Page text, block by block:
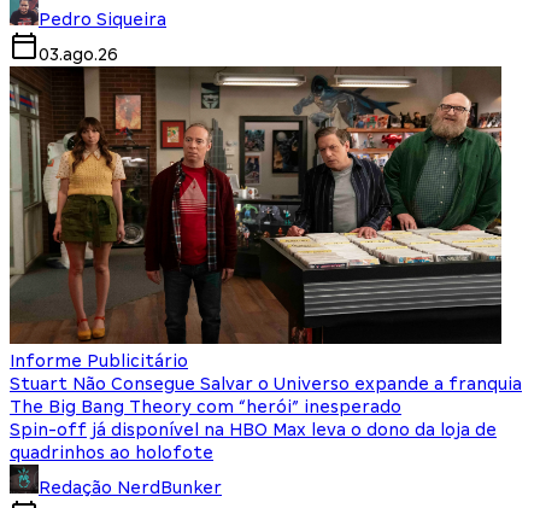
Pedro Siqueira
03.ago.26
Informe Publicitário
Stuart Não Consegue Salvar o Universo expande a franquia
The Big Bang Theory com “herói” inesperado
Spin-off já disponível na HBO Max leva o dono da loja de
quadrinhos ao holofote
Redação NerdBunker